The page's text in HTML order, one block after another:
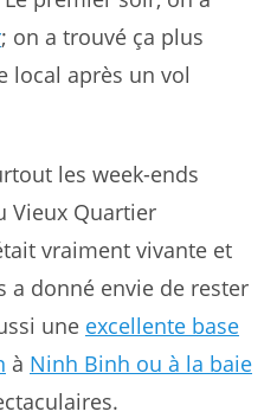
; on a trouvé ça plus
local après un vol
les week-ends
Vieux Quartier
vraiment vivante et
a donné envie de rester
une excellente base
à Ninh Binh ou à la baie